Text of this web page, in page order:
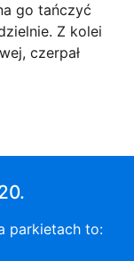
go tańczyć
Z kolei
czerpał
parkietach to: